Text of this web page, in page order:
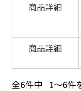
商品詳細
商品詳細
全6件中 1～6件